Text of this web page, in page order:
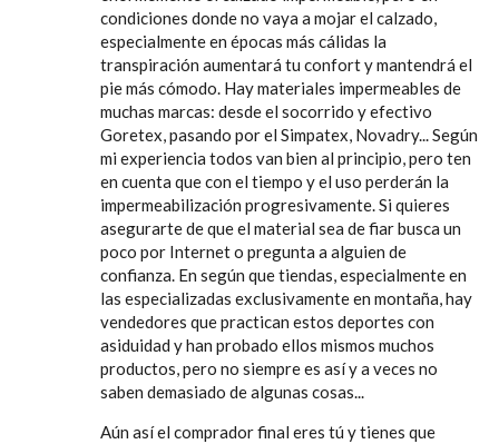
condiciones donde no vaya a mojar el calzado,
especialmente en épocas más cálidas la
transpiración aumentará tu confort y mantendrá el
pie más cómodo. Hay materiales impermeables de
muchas marcas: desde el socorrido y efectivo
Goretex, pasando por el Simpatex, Novadry... Según
mi experiencia todos van bien al principio, pero ten
en cuenta que con el tiempo y el uso perderán la
impermeabilización progresivamente. Si quieres
asegurarte de que el material sea de fiar busca un
poco por Internet o pregunta a alguien de
confianza. En según que tiendas, especialmente en
las especializadas exclusivamente en montaña, hay
vendedores que practican estos deportes con
asiduidad y han probado ellos mismos muchos
productos, pero no siempre es así y a veces no
saben demasiado de algunas cosas...
Aún así el comprador final eres tú y tienes que